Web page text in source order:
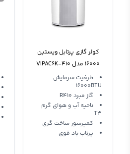
کولر گازی پرتابل ویستین
16000 مدل VIPAC6K-410
ظرفیت سرمایش
16000BTU
گاز مبرد R410
ناحیه آب و هوای گرم
T3
کمپرسور ساخت گری
پرتاب باد قوی